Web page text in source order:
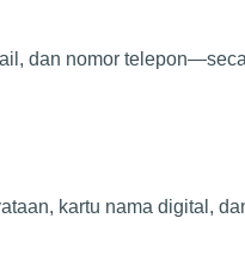
dan nomor
kartu nama digital,